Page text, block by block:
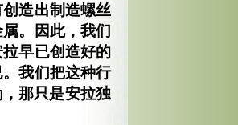
造出制造螺丝
。因此，我们
早已创造好的
我们把这种行
那只是安拉独